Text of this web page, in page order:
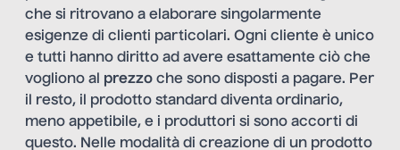
che si ritrovano a elaborare singolarmente
esigenze di clienti particolari. Ogni cliente è unico
e tutti hanno diritto ad avere esattamente ciò che
vogliono al prezzo che sono disposti a pagare. Per
il resto, il prodotto standard diventa ordinario,
meno appetibile, e i produttori si sono accorti di
questo. Nelle modalità di creazione di un prodotto